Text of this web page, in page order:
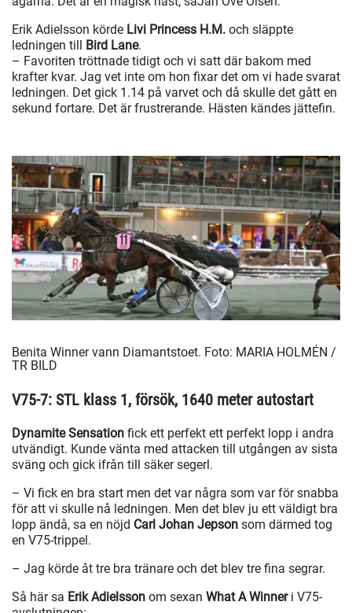
Erik Adielsson körde Livi Princess H.M. och släppte
ledningen till Bird Lane.
– Favoriten tröttnade tidigt och vi satt där bakom med
krafter kvar. Jag vet inte om hon fixar det om vi hade svarat
ledningen. Det gick 1.14 på varvet och då skulle det gått en
sekund fortare. Det är frustrerande. Hästen kändes jättefin.
Benita Winner vann Diamantstoet. Foto: MARIA HOLMÉN /
TR BILD
V75-7: STL klass 1, försök, 1640 meter autostart
Dynamite Sensation fick ett perfekt ett perfekt lopp i andra
utvändigt. Kunde vänta med attacken till utgången av sista
sväng och gick ifrån till säker segerl.
– Vi fick en bra start men det var några som var för snabba
för att vi skulle nå ledningen. Men det blev ju ett väldigt bra
lopp ändå, sa en nöjd Carl Johan Jepson som därmed tog
en V75-trippel.
– Jag körde åt tre bra tränare och det blev tre fina segrar.
Så här sa Erik Adielsson om sexan What A Winneri V75-